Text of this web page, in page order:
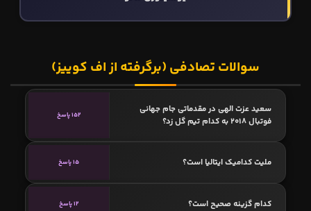
سوالات تصادفی (برگرفته از اف کوییز)
سعید عزت الهی در مقدماتی جام جهانی
فوتبال ۲۰۱۸ به کدام تیم گل زد؟
152 پاسخ
ملیت کدامیک ایتالیا است؟ 15 پاسخ
کدام گزینه صحیح است؟ 12 پاسخ